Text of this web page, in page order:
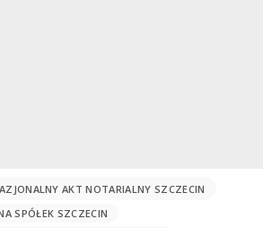
AKT NOTARIALNY SZCZECIN
SPÓŁEK SZCZECIN